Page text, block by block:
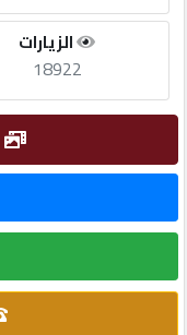
الاحصائيات
الأقسام
شركات
إبحث
الزيارات
18922